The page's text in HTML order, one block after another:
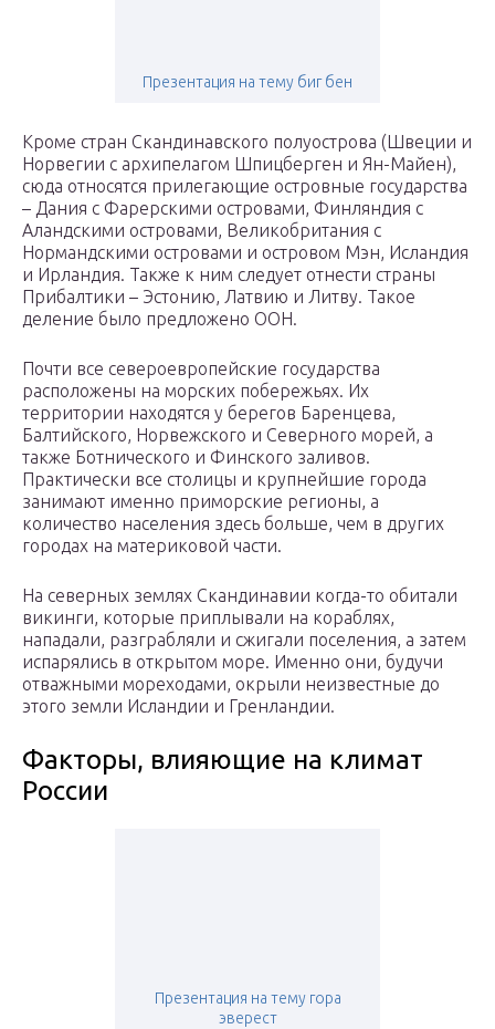
Презентация на тему биг бен
Кроме стран Скандинавского полуострова (Швеции и
Норвегии с архипелагом Шпицберген и Ян-Майен),
сюда относятся прилегающие островные государства
– Дания с Фарерскими островами, Финляндия с
Аландскими островами, Великобритания с
Нормандскими островами и островом Мэн, Исландия
и Ирландия. Также к ним следует отнести страны
Прибалтики – Эстонию, Латвию и Литву. Такое
деление было предложено ООН.
Почти все североевропейские государства
расположены на морских побережьях. Их
территории находятся у берегов Баренцева,
Балтийского, Норвежского и Северного морей, а
также Ботнического и Финского заливов.
Практически все столицы и крупнейшие города
занимают именно приморские регионы, а
количество населения здесь больше, чем в других
городах на материковой части.
На северных землях Скандинавии когда-то обитали
викинги, которые приплывали на кораблях,
нападали, разграбляли и сжигали поселения, а затем
испарялись в открытом море. Именно они, будучи
отважными мореходами, окрыли неизвестные до
этого земли Исландии и Гренландии.
Факторы, влияющие на климат
России
Презентация на тему гора
эверест